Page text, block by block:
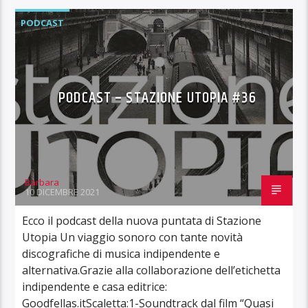
PODCAST
PODCAST – STAZIONE UTOPIA #36
Barbara
10 DICEMBRE 2021
Ecco il podcast della nuova puntata di Stazione
Utopia Un viaggio sonoro con tante novità
discografiche di musica indipendente e
alternativa.Grazie alla collaborazione dell’etichetta
indipendente e casa editrice:
Goodfellas.itScaletta:1-Soundtrack dal film “Quasi